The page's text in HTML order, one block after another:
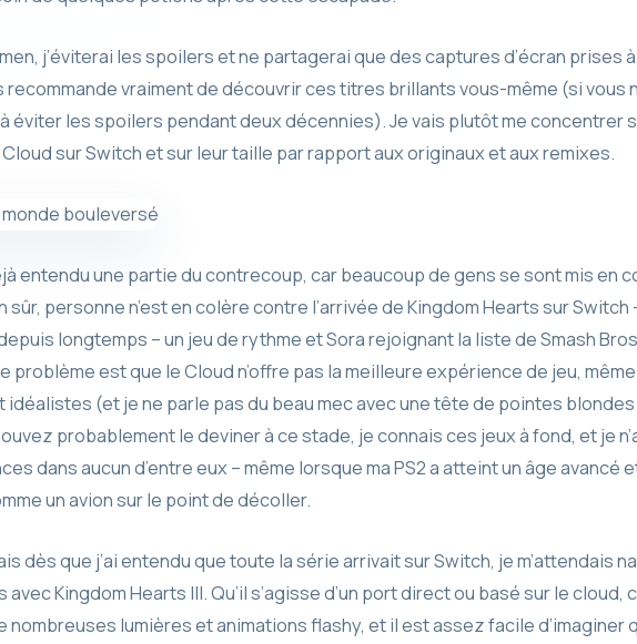
j’éviterai les spoilers et ne partagerai que des captures d’écran prises
recommande vraiment de découvrir ces titres brillants vous-même (si vous
éviter les spoilers pendant deux décennies). Je vais plutôt me concentrer
sur Switch et sur leur taille par rapport aux originaux et aux remixes.
entendu une partie du contrecoup, car beaucoup de gens se sont mis en
personne n’est en colère contre l’arrivée de Kingdom Hearts sur Switch
longtemps – un jeu de rythme et Sora rejoignant la liste de Smash
problème est que le Cloud n’offre pas la meilleure expérience de jeu,
(et je ne parle pas du beau mec avec une tête de pointes
probablement le deviner à ce stade, je connais ces jeux à fond, et je
dans aucun d’entre eux – même lorsque ma PS2 a atteint un âge avancé
un avion sur le point de décoller.
dès que j’ai entendu que toute la série arrivait sur Switch, je m’attendais
Kingdom Hearts III. Qu’il s’agisse d’un port direct ou basé sur le cloud,
nombreuses lumières et animations flashy, et il est assez facile d’imaginer